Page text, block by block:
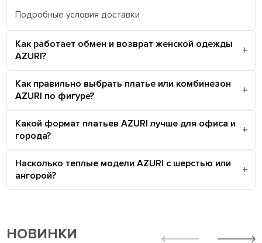
Подробные условия доставки
Как работает обмен и возврат женской одежды
AZURI?
Как правильно выбрать платье или комбинезон
AZURI по фигуре?
Какой формат платьев AZURI лучше для офиса и
города?
Насколько теплые модели AZURI с шерстью или
ангорой?
НОВИНКИ